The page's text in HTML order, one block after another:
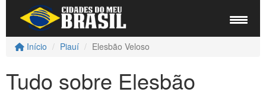
Início Piauí Elesbão Veloso
Tudo sobre Elesbão